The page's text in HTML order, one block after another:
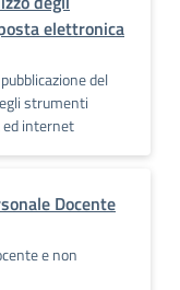
elettronica
del
strumenti
internet
Docente
e non